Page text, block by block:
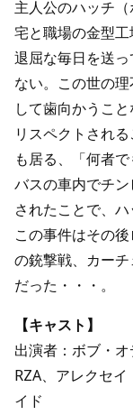
主人公のハッチ
宅と職場の金型
退屈な毎日を送
ない。この世の
して歯向かうこ
リスペクトされ
も居る、「何者
バスの車内でチ
されたことで、
この事件はその
の銃撃戦、カー
だった・・・。
【キャスト】
出演者：ボブ・オ
RZA、アレクセ
イド